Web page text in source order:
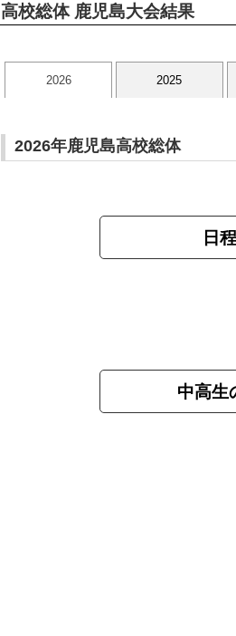
高校総体 鹿児島大会結果
2026 2025
2026年鹿児島高校総体
日
中高生